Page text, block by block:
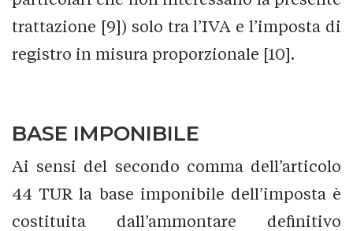
trattazione [9]) solo tra l’IVA e l’imposta di
registro in misura proporzionale [10].
BASE IMPONIBILE
Ai sensi del secondo comma dell’articolo
44 TUR la base imponibile dell’imposta è
costituita dall’ammontare definitivo